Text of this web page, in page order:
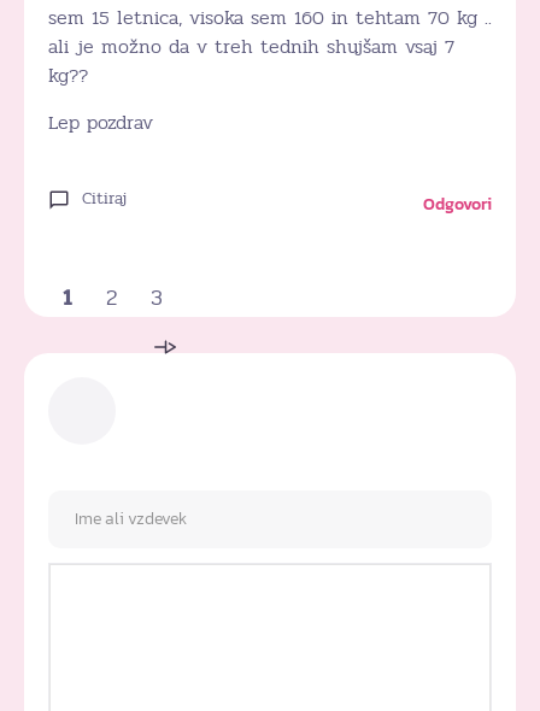
sem 15 letnica, visoka sem 160 in tehtam 70 kg ..
ali je možno da v treh tednih shujšam vsaj 7
kg??
Lep pozdrav
Citiraj Odgovori
1 2 3